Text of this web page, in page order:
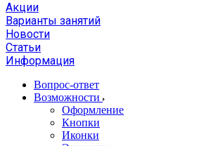
Акции
Варианты занятий
Новости
Статьи
Информация
Вопрос-ответ
Возможности
Оформление
Кнопки
Иконки